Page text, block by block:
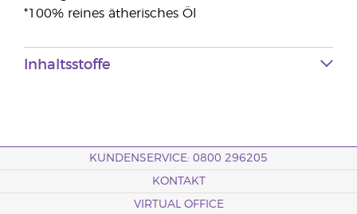
*100% reines ätherisches Öl
Inhaltsstoffe
KUNDENSERVICE: 0800 296205
KONTAKT
VIRTUAL OFFICE